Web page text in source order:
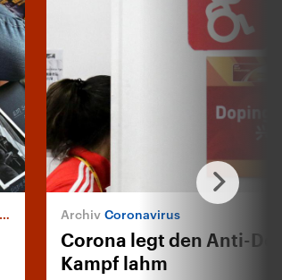
Coronavirus
Corona legt den Anti-
Kampf lahm